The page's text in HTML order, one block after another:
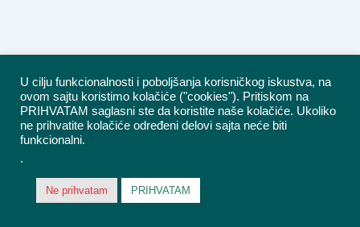
U cilju funkcionalnosti i poboljšanja korisničkog iskustva, na
ovom sajtu koristimo kolačiće ("cookies"). Pritiskom na
PRIHVATAM saglasni ste da koristite naše kolačiće. Ukoliko
ne prihvatite kolačiće određeni delovi sajta neće biti
funkcionalni.
.
Ne prihvatam PRIHVATAM